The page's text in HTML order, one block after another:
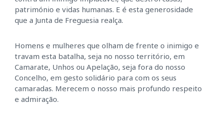
património e vidas humanas. E é esta generosidade
que a Junta de Freguesia realça.
Homens e mulheres que olham de frente o inimigo e
travam esta batalha, seja no nosso território, em
Camarate, Unhos ou Apelação, seja fora do nosso
Concelho, em gesto solidário para com os seus
camaradas. Merecem o nosso mais profundo respeito
e admiração.